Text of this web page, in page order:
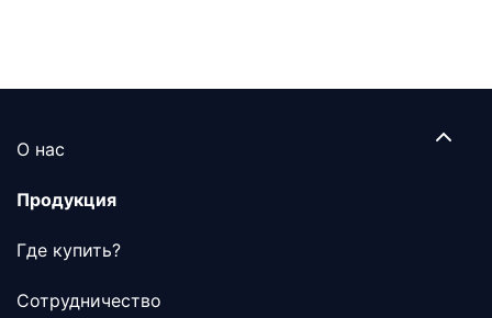
О нас
Продукция
Где купить?
Сотрудничество